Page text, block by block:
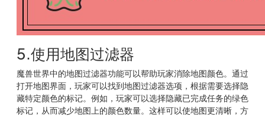
5.使用地图过滤器
魔兽世界中的地图过滤器功能可以帮助玩家消除地图颜色。通过
打开地图界面，玩家可以找到地图过滤器选项，根据需要选择隐
藏特定颜色的标记。例如，玩家可以选择隐藏已完成任务的绿色
标记，从而减少地图上的颜色数量。这样可以使地图更清晰，方